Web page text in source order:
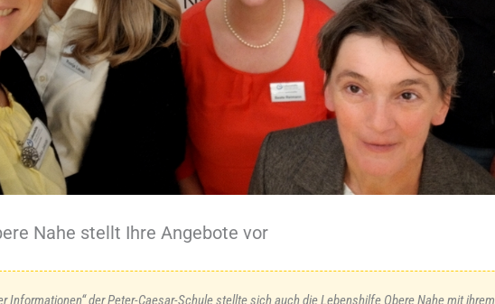
Nahe stellt Ihre Angebote vor
Informationen“ der Peter-Caesar-Schule stellte sich auch die Lebenshilfe Obere Nahe mit ihrem